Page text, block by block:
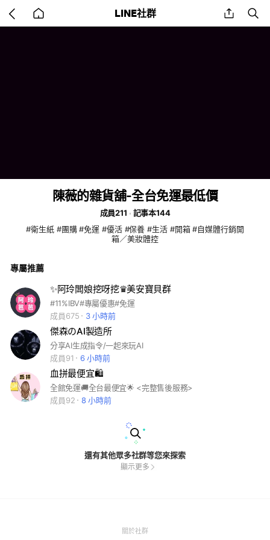
back
to
LINE社群 share
陳薇的雜貨舖-全台免運最低價
成員211
記事本144
#衛生紙 #團購 #免運 #優活 #保養 #生活 #開箱 #自媒體行銷開
箱／美妝體控
專屬推薦
✨阿玲闆娘挖呀挖♛美安寶貝群
#11%IBV#專屬優惠#免運
成員675
3 小時前
傑森のAI製造所
分享AI生成指令/一起來玩AI
成員91
6 小時前
血拼最便宜🛍️
全館免運🚚全台最便宜🌟 <完整售後服務>
成員92
8 小時前
還有其他眾多社群等您來探索
顯示更多
關於社群(Open